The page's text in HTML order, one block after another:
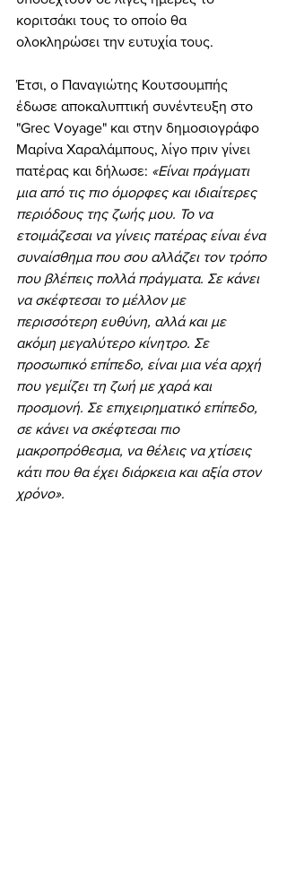
κοριτσάκι τους το οποίο θα
ολοκληρώσει την ευτυχία τους.
Έτσι, ο Παναγιώτης Κουτσουμπής
έδωσε αποκαλυπτική συνέντευξη στο
"Grec Voyage" και στην δημοσιογράφο
Μαρίνα Χαραλάμπους, λίγο πριν γίνει
πατέρας και δήλωσε: «Είναι πράγματι
μια από τις πιο όμορφες και ιδιαίτερες
περιόδους της ζωής μου. Το να
ετοιμάζεσαι να γίνεις πατέρας είναι ένα
συναίσθημα που σου αλλάζει τον τρόπο
που βλέπεις πολλά πράγματα. Σε κάνει
να σκέφτεσαι το μέλλον με
περισσότερη ευθύνη, αλλά και με
ακόμη μεγαλύτερο κίνητρο. Σε
προσωπικό επίπεδο, είναι μια νέα αρχή
που γεμίζει τη ζωή με χαρά και
προσμονή. Σε επιχειρηματικό επίπεδο,
σε κάνει να σκέφτεσαι πιο
μακροπρόθεσμα, να θέλεις να χτίσεις
κάτι που θα έχει διάρκεια και αξία στον
χρόνο».